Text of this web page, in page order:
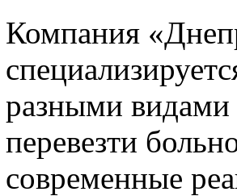
Компания
разными видами
перевезти
современные